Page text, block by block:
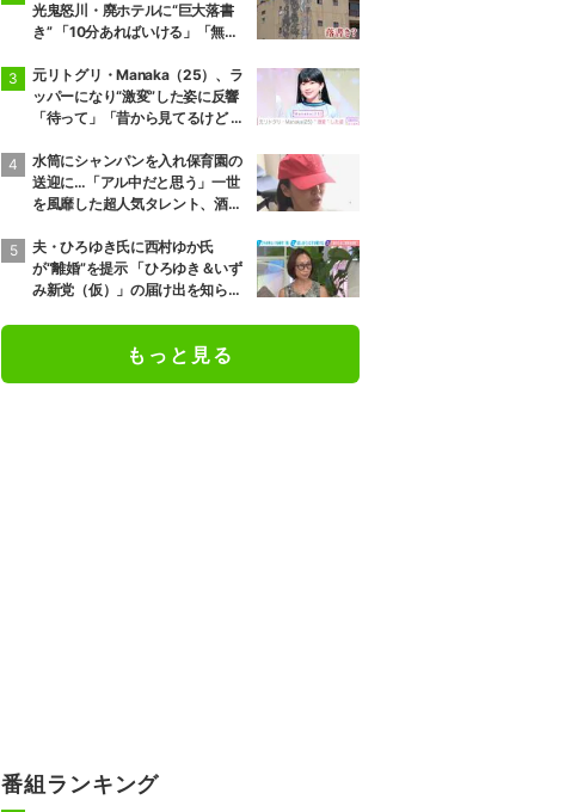
光鬼怒川・廃ホテルに“巨大落書
き” 「10分あればいける」「無許
ィストらが見解
元リトグリ・Manaka（25）、ラ
ッパーになり“激変”した姿に反響
「待って」「昔から見てるけど 最
水筒にシャンパンを入れ保育園の
送迎に…「アル中だと思う」一世
を風靡した超人気タレント、酒漬
夫・ひろゆき氏に西村ゆか氏
が“離婚”を提示 「ひろゆき＆いず
み新党（仮）」の届け出を知らさ
もっと見る
番組ランキング